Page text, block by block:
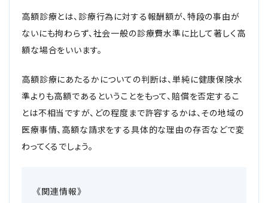
弁護士コラム
メールで予約 LINEで予約
高額診療とは、診療行為に対する報酬額が、特段の事由が
ないにも拘わらず、社会一般の診療費水準に比して著しく高
額な場合をいいます。
高額診療にあたるかについての判断は、単純に健康保険水
準よりも高額であるということをもって、賠償を否定するこ
とは不相当ですが、どの程度まで許容するかは、その地域の
医療事情、高額な請求をする具体的な理由の存否などで変
わってくるでしょう。